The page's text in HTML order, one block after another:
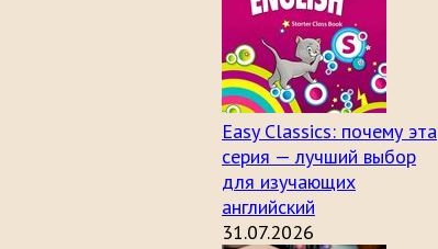
Easy Classics: почему эта
серия — лучший выбор
для изучающих
английский
31.07.2026